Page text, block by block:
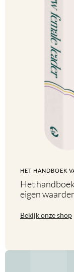
HET HANDBOEK
Het
eigen
Bekijk onze shop